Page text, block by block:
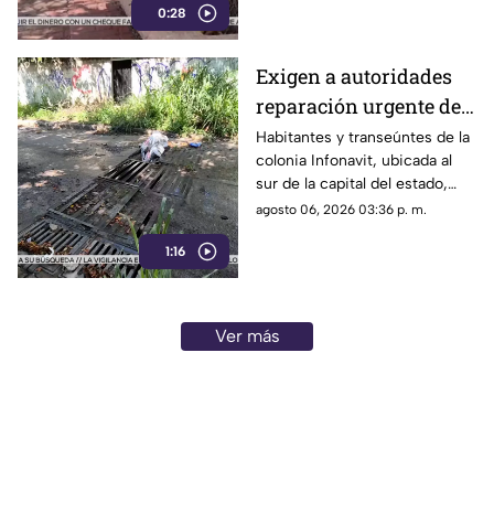
0:28
1:16
Exigen a autoridades
reparación urgente de
alcantarilla en la
colonia Infonavit de
Chilpancingo
Habitantes y transeúntes de la
colonia Infonavit, ubicada al
sur de la capital del estado,
denunciaron la falta de
señalando que representa un
peligro constante ante el inicio
agosto 06, 2026 03:36 p. m.
Ver más